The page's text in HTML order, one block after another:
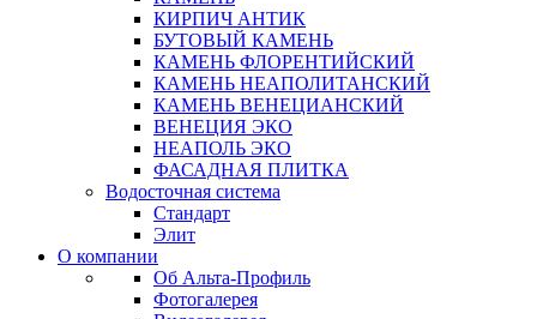
КИРПИЧ АНТИК
БУТОВЫЙ КАМЕНЬ
КАМЕНЬ ФЛОРЕНТИЙСКИЙ
КАМЕНЬ НЕАПОЛИТАНСКИЙ
КАМЕНЬ ВЕНЕЦИАНСКИЙ
ВЕНЕЦИЯ ЭКО
НЕАПОЛЬ ЭКО
ФАСАДНАЯ ПЛИТКА
Водосточная система
Стандарт
Элит
О компании
Об Альта-Профиль
Фотогалерея